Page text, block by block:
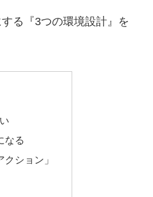
る『3つの環境設計』を
なる
ション」